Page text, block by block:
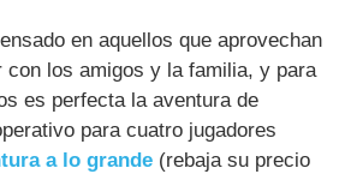
en aquellos que aprovechan
con los amigos y la familia, y para
es perfecta la aventura de
para cuatro jugadores
a lo grande (rebaja su precio